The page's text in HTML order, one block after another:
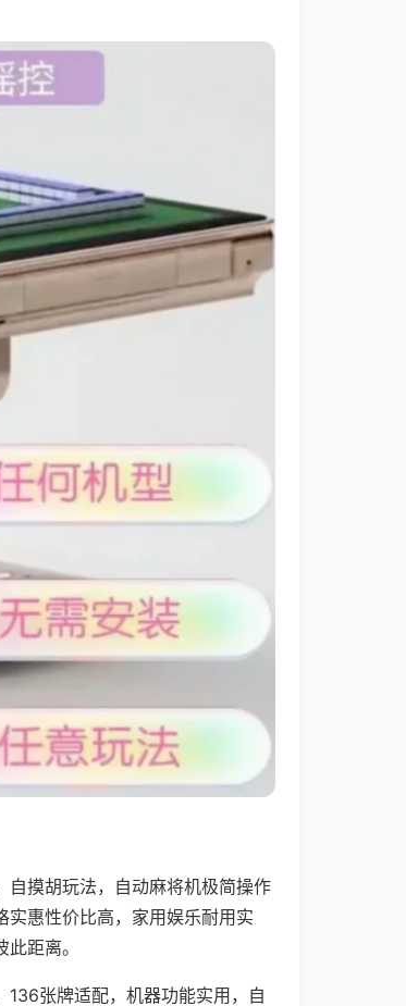
自摸胡玩法，自动麻将机极简操作
惠性价比高，家用娱乐耐用实
距离。
张牌适配，机器功能实用，自